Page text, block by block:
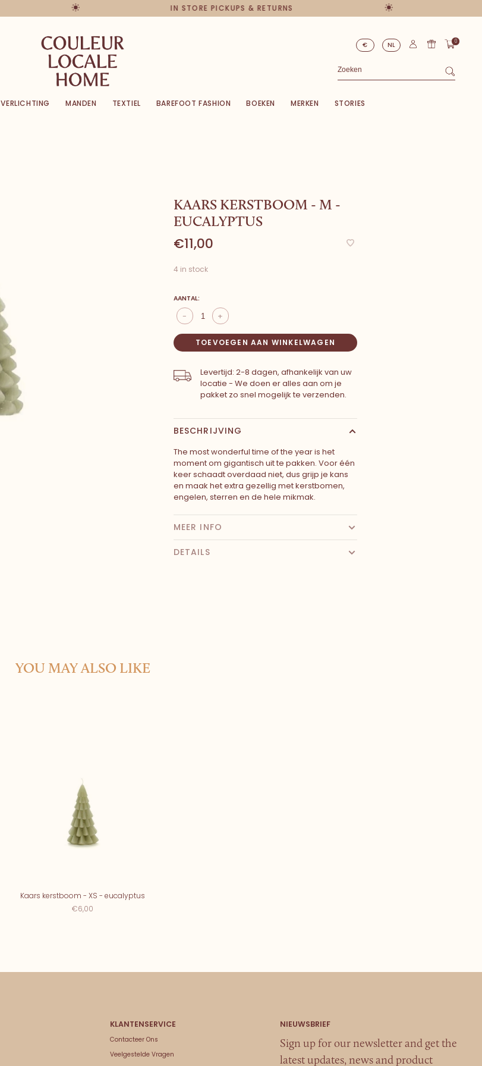
IN STORE PICKUPS & RETURNS
€ NL 0
VERLICHTING MANDEN TEXTIEL BAREFOOT FASHION BOEKEN MERKEN STORIES
KAARS KERSTBOOM - M -
EUCALYPTUS
€11,00
4 in stock
AANTAL:
+
-
TOEVOEGEN AAN WINKELWAGEN
Levertijd: 2-8 dagen, afhankelijk van uw
locatie - We doen er alles aan om je
pakket zo snel mogelijk te verzenden.
BESCHRIJVING
The most wonderful time of the year is het
moment om gigantisch uit te pakken. Voor één
keer schaadt overdaad niet, dus grijp je kans
en maak het extra gezellig met kerstbomen,
engelen, sterren en de hele mikmak.
MEER INFO
DETAILS
YOU MAY ALSO LIKE
Kaars kerstboom - XS - eucalyptus
€6,00
Contacteer Ons
Veelgestelde Vragen
Sign up for our newsletter and get the
latest updates, news and product